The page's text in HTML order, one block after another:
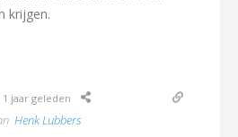
krijgen.
1 jaar geleden
Henk Lubbers